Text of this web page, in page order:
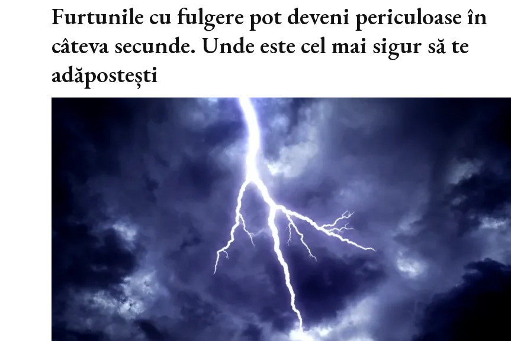
Furtunile cu fulgere pot deveni periculoase în
câteva secunde. Unde este cel mai sigur să te
adăpostești